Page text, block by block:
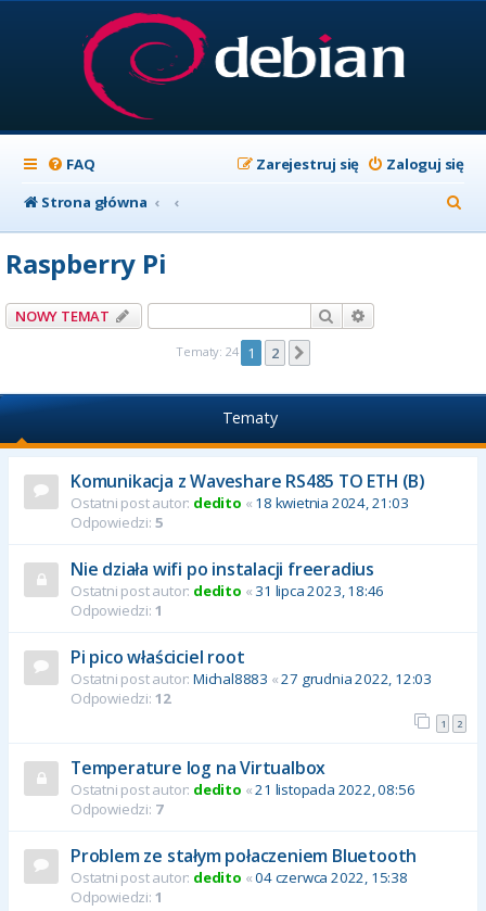
FAQ Zaloguj się
Zarejestruj się
Strona główna
z
Raspberry Pi
NOWY TEMAT Szukaj
Tematy: 24 1 2
Tematy
Komunikacja z Waveshare RS485 TO ETH (B)
Ostatni post autor: dedito « 18 kwietnia 2024, 21:03
Odpowiedzi: 5
Nie działa wifi po instalacji freeradius
Ostatni post autor: dedito « 31 lipca 2023, 18:46
Odpowiedzi: 1
Pi pico właściciel root
Ostatni post autor: Michal8883 «27 grudnia 2022, 12:03
Odpowiedzi: 12
1 2
Temperature log na Virtualbox
Ostatni post autor: dedito «21 listopada 2022, 08:56
Odpowiedzi: 7
Problem ze stałym połaczeniem Bluetooth
Ostatni post autor: dedito «04 czerwca 2022, 15:38
Odpowiedzi: 1